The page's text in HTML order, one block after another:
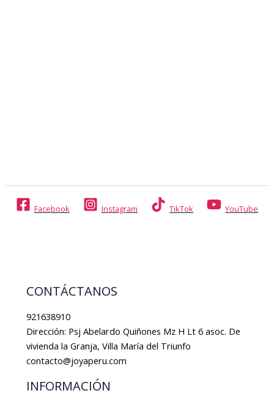
Facebook Instagram TikTok YouTube
CONTÁCTANOS
921638910
Dirección: Psj Abelardo Quiñones Mz H Lt 6 asoc. De
vivienda la Granja, Villa María del Triunfo
contacto@joyaperu.com
INFORMACIÓN